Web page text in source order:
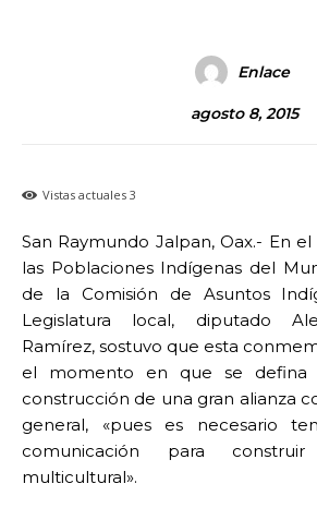
Enlace
agosto 8, 2015
Vistas actuales 3
San Raymundo Jalpan, Oax.- En
las Poblaciones Indígenas del
de la Comisión de Asuntos
Legislatura local, diputado
Ramírez, sostuvo que esta
el momento en que se defina
construcción de una gran alianza
general, «pues es necesario
comunicación para
multicultural».